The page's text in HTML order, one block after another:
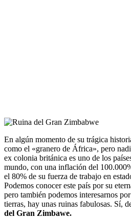
En algún momento de su trágica
como el «granero de África», pero
ex colonia británica es uno de los
mundo, con una inflación del
el 80% de su fuerza de trabajo en
Podemos conocer este país por su
pero también podemos interesarnos
tierras, hay unas ruinas fabulosas. Sí,
del Gran Zimbawe.